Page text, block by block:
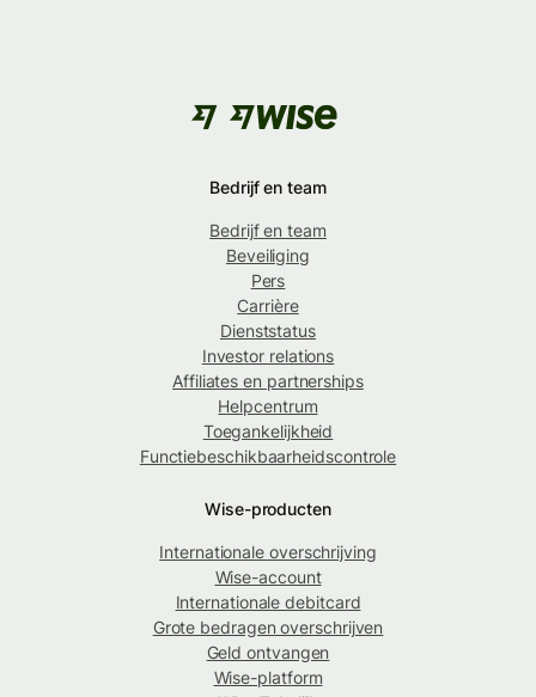
Bedrijf en team
Bedrijf en team
Beveiliging
Pers
Carrière
Dienststatus
Investor relations
Affiliates en partnerships
Helpcentrum
Toegankelijkheid
Functiebeschikbaarheidscontrole
Wise-producten
Internationale overschrijving
Wise-account
Internationale debitcard
Grote bedragen overschrijven
Geld ontvangen
Wise-platform